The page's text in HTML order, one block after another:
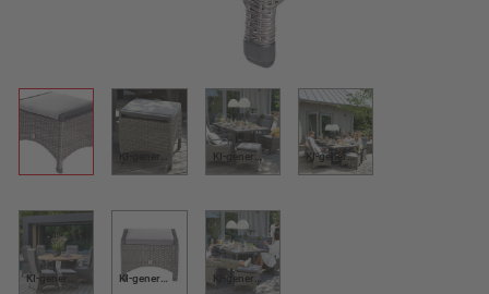
KI-generiert KI-generiert KI-generiert
KI-generiert KI-generiert